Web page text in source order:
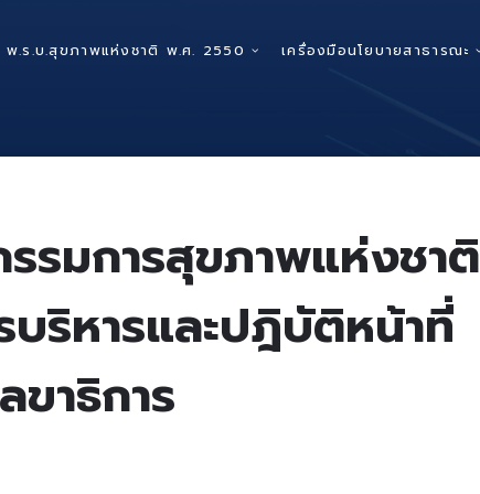
พ.ร.บ.สุขภาพแห่งชาติ พ.ศ. 2550 เครื่องมือนโยบายสาธารณะ
รมการสุขภาพแห่งชาติ
บริหารและปฎิบัติหน้าที่
ขาธิการ